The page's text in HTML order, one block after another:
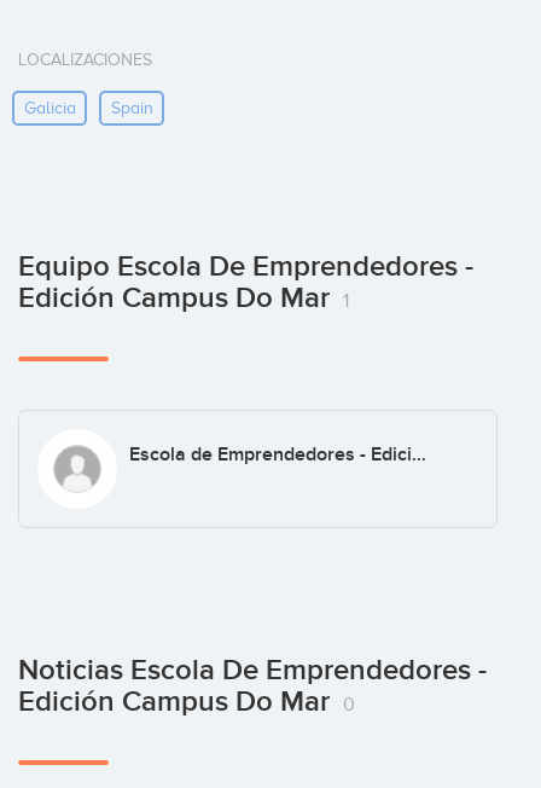
LOCALIZACIONES
Galicia Spain
Equipo Escola De Emprendedores -
Edición Campus Do Mar
1
Escola de Emprendedores - Edición Campus do Mar
Noticias Escola De Emprendedores -
Edición Campus Do Mar
0